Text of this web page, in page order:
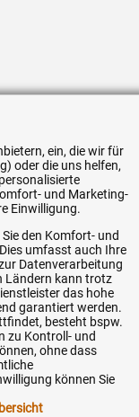
ein, die wir für
oder die uns helfen,
und Marketing-
Einwilligung.
den Komfort- und
umfasst auch Ihre
Datenverarbeitung
Ländern kann trotz
das hohe
garantiert werden.
besteht bspw.
zu Kontroll- und
ohne dass
können Sie